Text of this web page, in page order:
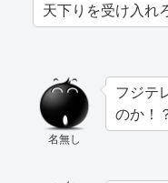
天下りを受け入れ
名無し
フジテ
のか！